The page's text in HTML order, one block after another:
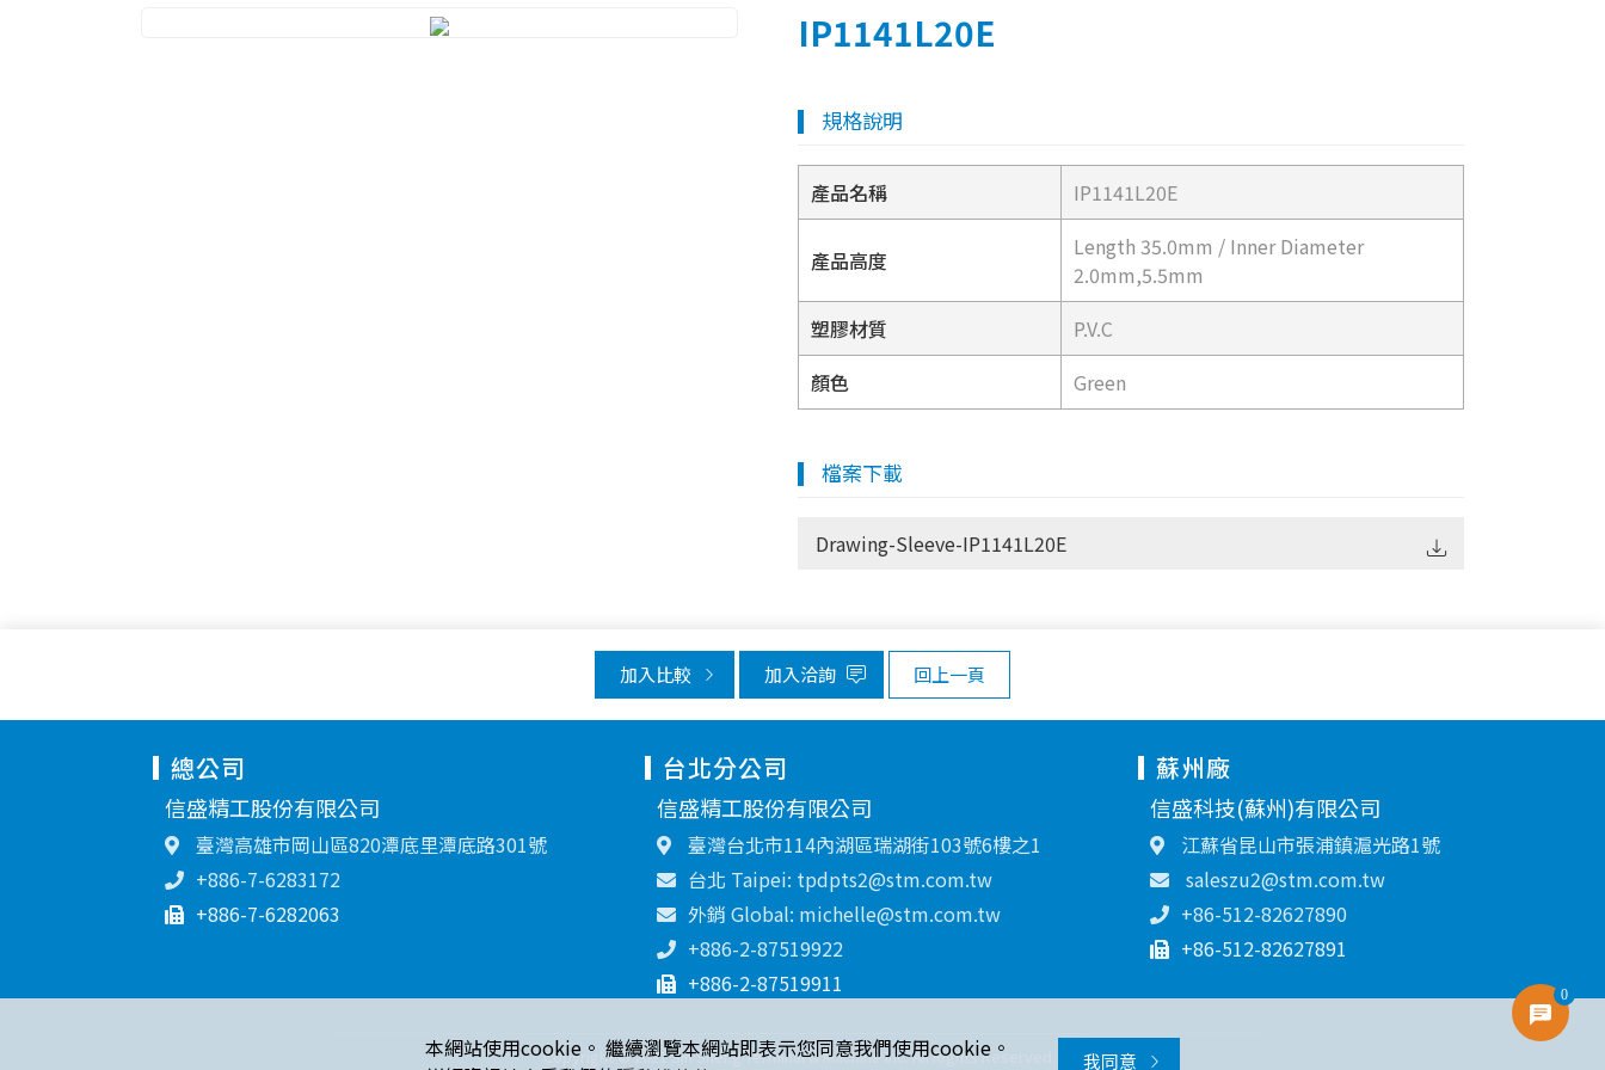
IP1141L20E
規格說明
產品名稱 IP1141L20E
產品高度
Length 35.0mm / Inner Diameter
2.0mm,5.5mm
塑膠材質
P.V.C
顏色
Green
檔案下載
Drawing-Sleeve-IP1141L20E
加入比較 加入洽詢 回上一頁
總公司
信盛精工股份有限公司
臺灣高雄市岡山區820潭底里潭底路301號
+886-7-6283172
+886-7-6282063
台北分公司
信盛精工股份有限公司
臺灣台北市114內湖區瑞湖街103號6樓之1
台北 Taipei: tpdpts2@stm.com.tw
外銷 Global: michelle@stm.com.tw
+886-2-87519922
+886-2-87519911
蘇州廠
信盛科技(蘇州)有限公司
江蘇省昆山市張浦鎮滬光路1號
saleszu2@stm.com.tw
+86-512-82627890
+86-512-82627891
Copyright © 2021 Sin Sheng Terminal & Machine Inc. All Rights Reserved.
本網站使用cookie。 繼續瀏覽本網站即表示您同意我們使用cookie。
我同意
0